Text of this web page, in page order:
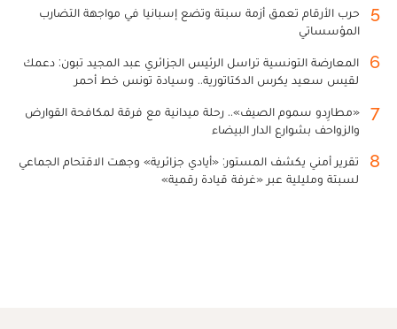
5
حرب الأرقام تعمق أزمة سبتة وتضع إسبانيا في مواجهة التضارب
المؤسساتي
6
المعارضة التونسية تراسل الرئيس الجزائري عبد المجيد تبون: دعمك
لقيس سعيد يكرس الدكتاتورية.. وسيادة تونس خط أحمر
7
«مطارِدو سموم الصيف».. رحلة ميدانية مع فرقة لمكافحة القوارض
والزواحف بشوارع الدار البيضاء
8
تقرير أمني يكشف المستور: «أيادي جزائرية» وجهت الاقتحام الجماعي
لسبتة ومليلية عبر «غرفة قيادة رقمية»